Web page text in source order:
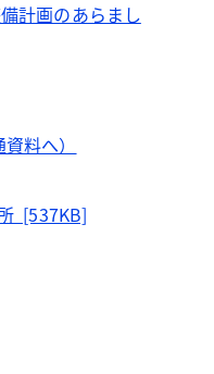
計画のあらまし
料へ）
[537KB]